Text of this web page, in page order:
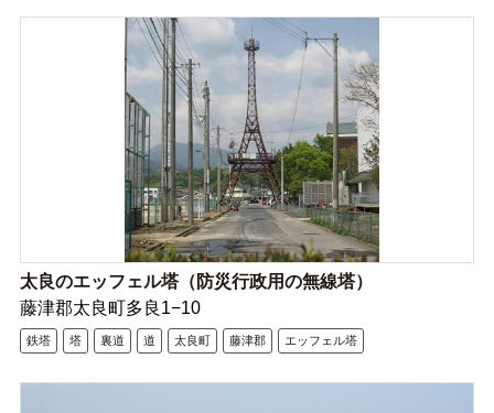
太良のエッフェル塔（防災行政用の無線塔）
藤津郡太良町多良1−10
鉄塔 塔 裏道 道 太良町 藤津郡 エッフェル塔